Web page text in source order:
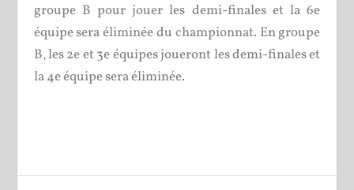
groupe B pour jouer les demi-finales et la 6e
équipe sera éliminée du championnat. En groupe
B, les 2eet 3eéquipes joueront les demi-finales et
la 4eéquipe sera éliminée.